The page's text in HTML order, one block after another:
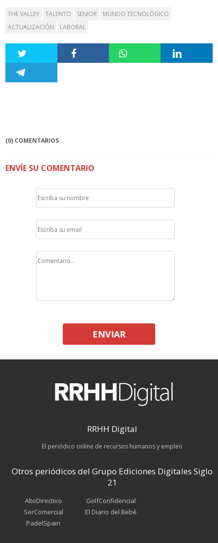
THE VALLEY TALENTO SENIOR
MUNDO TECNOLÓGICO
ACTUALIZACIÓN
LABORAL
(0) COMENTARIOS
ENVÍE SU COMENTARIO
ENVIAR
RRHH Digital
El periódico online de recursos humanos y empleo
Otros periódicos del Grupo Ediciones Digitales Siglo
21
AltoDirectivo
SerComercial
PadelSpain
GolfConfidencial
El Diario del Bebé